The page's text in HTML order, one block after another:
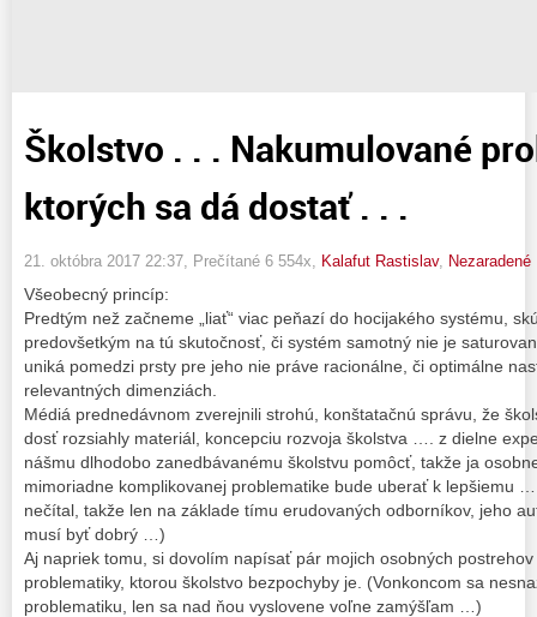
Školstvo . . . Nakumulované
ktorých sa dá dostať . . .
21. októbra 2017 22:37 , Prečítané 6 554x, Kalafut Rastislav, Nezaradené
Všeobecný princíp:
Predtým než začneme „liať“ viac peňazí do hocijakého systému,
predovšetkým na tú skutočnosť, či systém samotný nie je
uniká pomedzi prsty pre jeho nie práve racionálne, či optimálne
relevantných dimenziách.
Médiá prednedávnom zverejnili strohú, konštatačnú správu, že
dosť rozsiahly materiál, koncepciu rozvoja školstva …. z dielne
nášmu dlhodobo zanedbávanému školstvu pomôcť, takže ja
mimoriadne komplikovanej problematike bude uberať k lepšiemu
nečítal, takže len na základe tímu erudovaných odborníkov, jeho
musí byť dobrý …)
Aj napriek tomu, si dovolím napísať pár mojich osobných
problematiky, ktorou školstvo bezpochyby je. (Vonkoncom sa
problematiku, len sa nad ňou vyslovene voľne zamýšľam …)